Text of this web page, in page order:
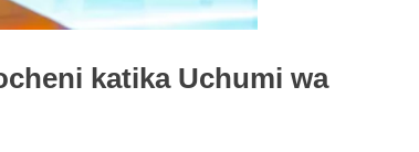
katika Uchumi wa